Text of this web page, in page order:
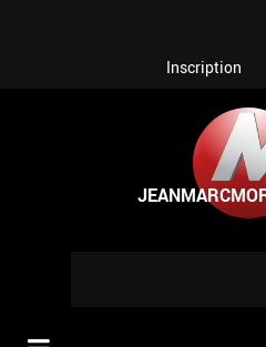
Inscription